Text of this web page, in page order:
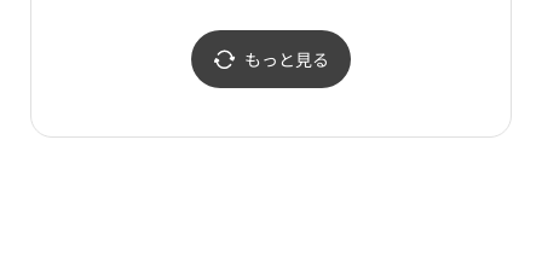
シンサ（江南新沙）店
(듀얼소닉 강남신사점) もっと見る